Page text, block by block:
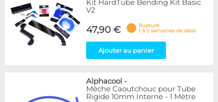
Kit HardTube Bending Kit Basic
V2
47,90 €
Rupture
1 à 2 semaines de délai
Ajouter au panier
Alphacool -
Mèche Caoutchouc pour Tube
Rigide 10mm Interne - 1 Mètre